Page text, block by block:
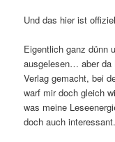
Und das hier ist
Eigentlich ganz dünn
ausgelesen… aber da
Verlag gemacht, bei
warf mir doch gleich
was meine
doch auch interessant.